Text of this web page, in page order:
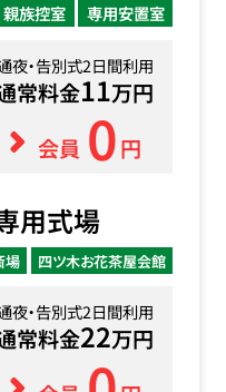
親族控室 専用安置室
夜・告別式2日間利用
常料金11万円
会員 0円
用式場
場 四ツ木お花茶屋会館
夜・告別式2日間利用
常料金22万円